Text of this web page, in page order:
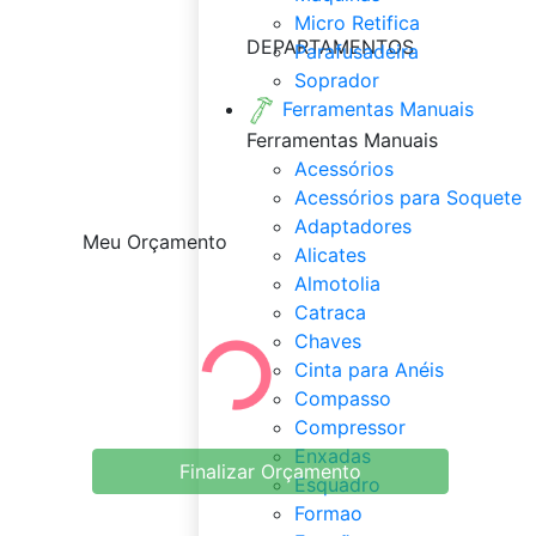
DEPARTAMENTOS
Micro Retifica
Parafusadeira
Soprador
Ferramentas Manuais
Ferramentas Manuais
Acessórios
Acessórios para Soquete
Adaptadores
Alicates
Almotolia
Catraca
Chaves
Cinta para Anéis
Compasso
Compressor
Enxadas
Esquadro
Formao
Meu Orçamento
Finalizar Orçamento